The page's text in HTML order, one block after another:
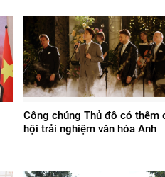
Công chúng Thủ đô có thêm
hội trải nghiệm văn hóa Anh